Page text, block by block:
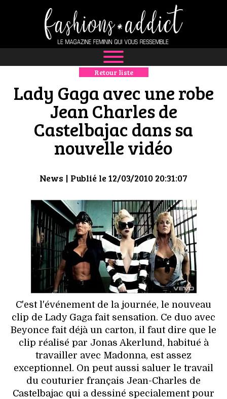
NEWS
MODE
LUXE
DÉFILÉS
BOUTIQUE
CULTURE
HIGH TECH
MAISON
AUTO
LIEUX TENDANCES
BEAUTÉ
MODE DE RUE
JEUNES CRÉATEURS
Retour liste
Lady Gaga avec une robe
Jean Charles de
Castelbajac dans sa
nouvelle vidéo
News | Publié le 12/03/2010 20:31:07
C'est l'événement de la journée, le nouveau
clip de Lady Gaga fait sensation. Ce duo avec
Beyonce fait déjà un carton, il faut dire que le
clip réalisé par Jonas Akerlund, habitué à
travailler avec Madonna, est assez
exceptionnel. On peut aussi saluer le travail
du couturier français Jean-Charles de
Castelbajac qui a dessiné specialement pour